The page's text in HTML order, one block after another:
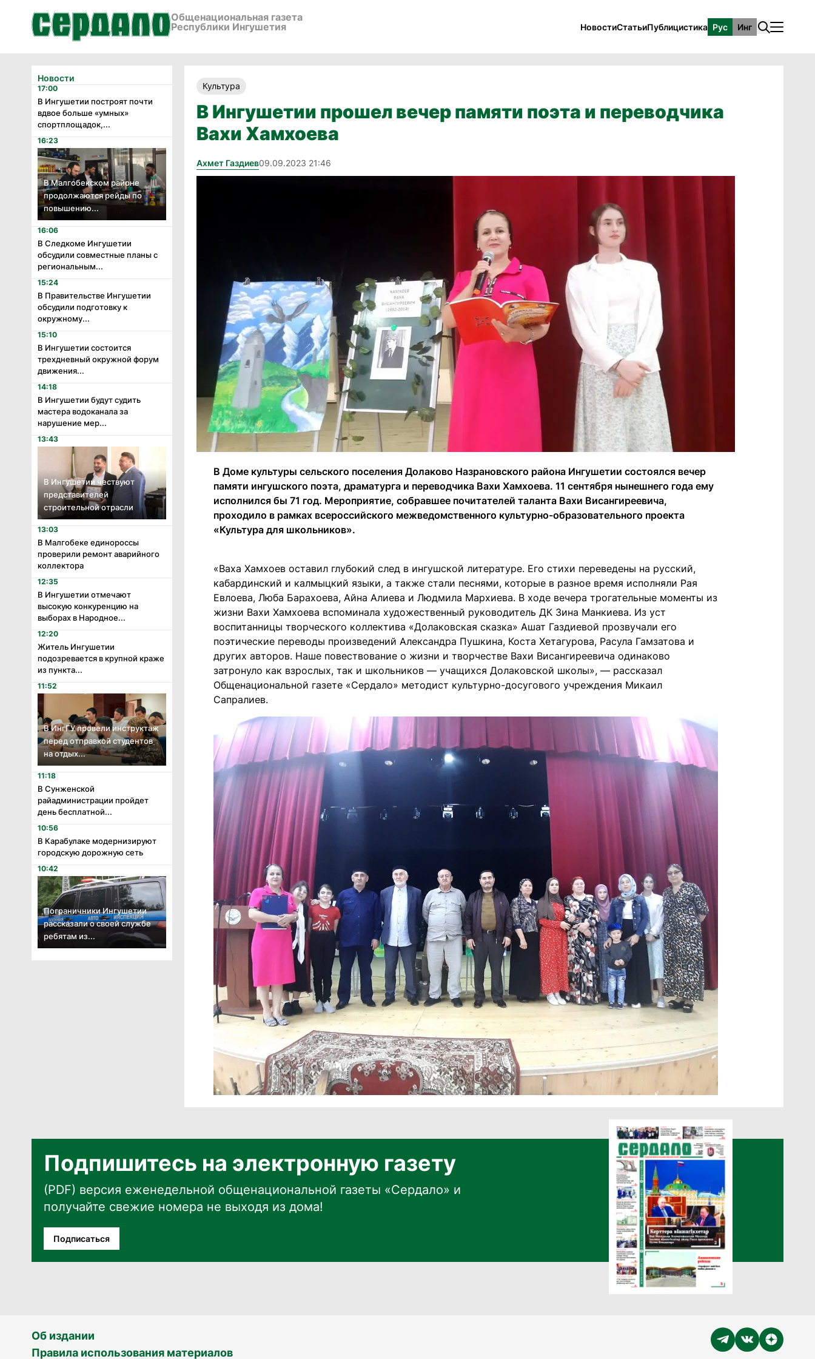
Общенациональная газета
Республики Ингушетия
НовостиСтатьиПублицистика Рус Инг
Новости
17:00
В Ингушетии построят почти
вдвое больше «умных»
спортплощадок,...
16:23
В Малгобекском районе
продолжаются рейды по
повышению...
16:06
В Следкоме Ингушетии
обсудили совместные планы с
региональным...
15:24
В Правительстве Ингушетии
обсудили подготовку к
окружному...
15:10
В Ингушетии состоится
трехдневный окружной форум
движения...
14:18
В Ингушетии будут судить
мастера водоканала за
нарушение мер...
13:43
В Ингушетии чествуют
представителей
строительной отрасли
13:03
В Малгобеке единороссы
проверили ремонт аварийного
коллектора
12:35
В Ингушетии отмечают
высокую конкуренцию на
выборах в Народное...
12:20
Житель Ингушетии
подозревается в крупной краже
из пункта...
11:52
В ИнгГУ провели инструктаж
перед отправкой студентов
на отдых...
11:18
В Сунженской
райадминистрации пройдет
день бесплатной...
10:56
В Карабулаке модернизируют
городскую дорожную сеть
10:42
Пограничники Ингушетии
рассказали о своей службе
ребятам из...
Культура
В Ингушетии прошел вечер памяти поэта и переводчика
Вахи Хамхоева
Ахмет Газдиев09.09.2023 21:46
В Доме культуры сельского поселения Долаково Назрановского района Ингушетии состоялся вечер
памяти ингушского поэта, драматурга и переводчика Вахи Хамхоева. 11 сентября нынешнего года ему
исполнился бы 71 год. Мероприятие, собравшее почитателей таланта Вахи Висангиреевича,
проходило в рамках всероссийского межведомственного культурно-образовательного проекта
«Культура для школьников».
«Ваха Хамхоев оставил глубокий след в ингушской литературе. Его стихи переведены на русский,
кабардинский и калмыцкий языки, а также стали песнями, которые в разное время исполняли Рая
Евлоева, Люба Барахоева, Айна Алиева и Людмила Мархиева. В ходе вечера трогательные моменты из
жизни Вахи Хамхоева вспоминала художественный руководитель ДК Зина Манкиева. Из уст
воспитанницы творческого коллектива «Долаковская сказка» Ашат Газдиевой прозвучали его
поэтические переводы произведений Александра Пушкина, Коста Хетагурова, Расула Гамзатова и
других авторов. Наше повествование о жизни и творчестве Вахи Висангиреевича одинаково
затронуло как взрослых, так и школьников — учащихся Долаковской школы», — рассказал
Общенациональной газете «Сердало» методист культурно-досугового учреждения Микаил
Сапралиев.
Подпишитесь на электронную газету
(PDF) версия еженедельной общенациональной газеты «Сердало» и
получайте свежие номера не выходя из дома!
Подписаться
Об издании
Правила использования материалов